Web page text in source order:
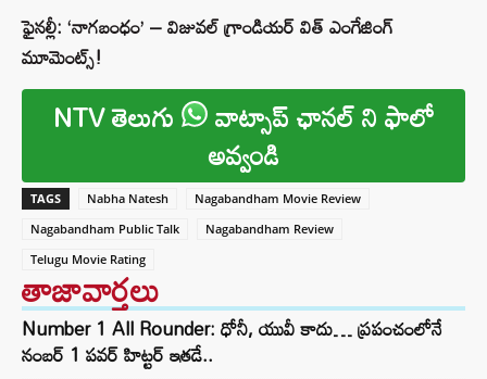
ఫైనల్లీ: ‘నాగబంధం’ – విజువల్ గ్రాండియర్ విత్ ఎంగేజింగ్
మూమెంట్స్!
NTV తెలుగు వాట్సాప్ ఛానల్ ని ఫాలో
అవ్వండి
TAGS Nabha Natesh
Nagabandham Movie Review
Nagabandham Public Talk
Nagabandham Review
Telugu Movie Rating
తాజావార్తలు
Number 1 All Rounder: ధోనీ, యువీ కాదు… ప్రపంచంలోనే
నంబర్ 1 పవర్ హిట్టర్ ఇతడే..